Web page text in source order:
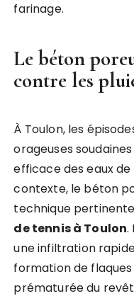
farinage.
Le béton
contre les
À Toulon, les
orageuses
efficace des eaux
contexte, le béton
technique pertinente
de tennis à Toulon.
une infiltration
formation de
prématurée du